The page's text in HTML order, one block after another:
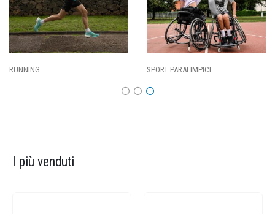
SPORT PARALIMPICI
I più venduti